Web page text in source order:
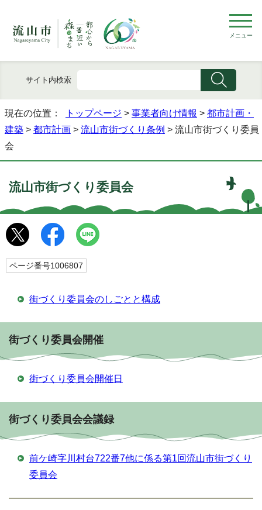
メニュー
サイト内検索
現在の位置： トップページ > 事業者向け情報 > 都市計画・
建築 > 都市計画 > 流山市街づくり条例 > 流山市街づくり委員
会
流山市街づくり委員会
ページ番号1006807
街づくり委員会のしごとと構成
街づくり委員会開催
街づくり委員会開催日
街づくり委員会会議録
前ケ崎字川村台722番7他に係る第1回流山市街づくり
委員会